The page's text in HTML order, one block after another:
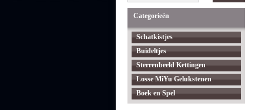
Categorieën
Schatkistjes
Buideltjes
Sterrenbeeld Kettingen
Losse MiYu Gelukstenen
Boek en Spel